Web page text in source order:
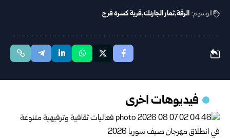
الوسوم: الرقة ثمار الجارنك قرية كسرة فرج
فيديوهات اخرى